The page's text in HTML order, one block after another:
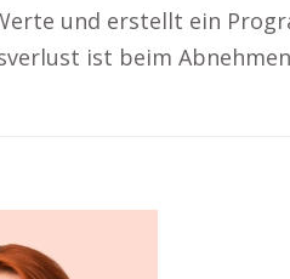
und erstellt ein
ist beim